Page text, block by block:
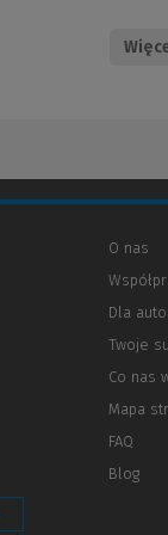
O nas
Dla
Twoje
Co nas
Mapa
FAQ
Blog